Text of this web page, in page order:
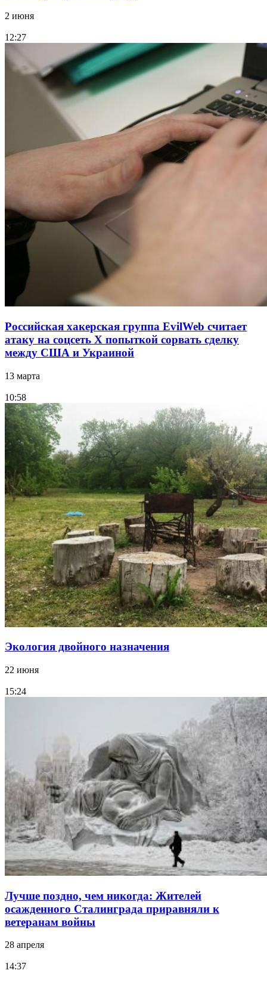
2 июня
12:27
Российская хакерская группа EvilWeb считает
атаку на соцсеть Х попыткой сорвать сделку
между США и Украиной
13 марта
10:58
Экология двойного назначения
22 июня
15:24
Лучше поздно, чем никогда: Жителей
осажденного Сталинграда приравняли к
ветеранам войны
28 апреля
14:37